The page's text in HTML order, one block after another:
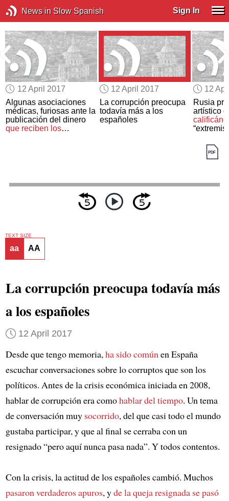
News in Slow Spanish Sign In
12 April 2017
Algunas asociaciones
médicas, furiosas ante la
publicación del dinero
que reciben los
12 April 2017
La corrupción preocupa
todavía más a los
españoles
12
Rusia
artístico
TEXT SIZE
aa AA
La corrupción preocupa todavía más
a los españoles
12 April 2017
Desde que tengo memoria,ha sido comúnen España
escuchar conversaciones sobre lo corruptos que son los
políticos. Antes de la crisis económica iniciada en 2008,
hablar de corrupción era comohablar del tiempo. Un tema
de conversación muy socorrido, del que casi todo el mundo
gustaba participar, y que al final se cerraba con un
resignado “pero aquí nunca pasa nada”. Y todos contentos.
Con la crisis, la actitud de los españoles cambió. Muchos
pasaron verdaderos apuros, yde la queja resignada se pasó